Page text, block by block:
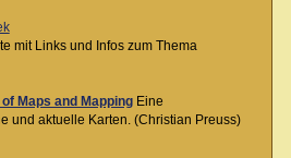
mit Links und Infos zum Thema
Maps and MappingEine
und aktuelle Karten. (Christian Preuss)